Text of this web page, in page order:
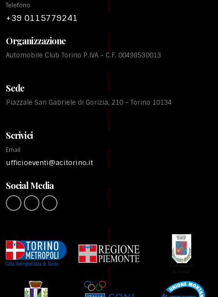
Telefono
+39 0115779241
Organizzazione
Automobile Club Torino P.IVA – C.F. 00498530013
Sede
Piazzale San Gabriele di Gorizia, 210 – Torino 10134
Scrivici
Email
ufficioeventi@acitorino.it
Social Media